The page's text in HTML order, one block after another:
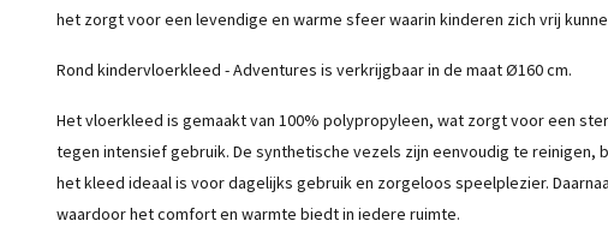
het zorgt voor een levendige en warme sfeer waarin kinderen zich vrij
Rond kindervloerkleed - Adventures is verkrijgbaar in de maat Ø160 cm.
Het vloerkleed is gemaakt van 100% polypropyleen, wat zorgt voor een
tegen intensief gebruik. De synthetische vezels zijn eenvoudig te
het kleed ideaal is voor dagelijks gebruik en zorgeloos speelplezier.
waardoor het comfort en warmte biedt in iedere ruimte.